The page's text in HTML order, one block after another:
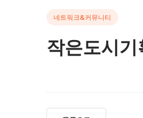
네트워크&커뮤니티
작은도시